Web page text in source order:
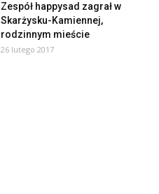
Zespół happysad zagrał w
Skarżysku-Kamiennej,
rodzinnym mieście
26 lutego 2017